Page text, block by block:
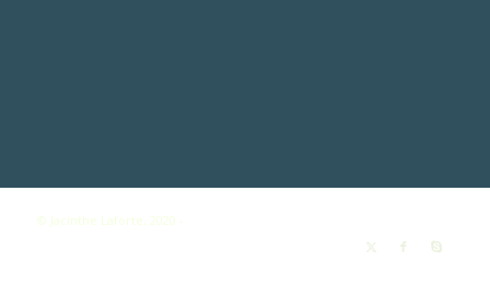
© Jacinthe Laforte, 2020 -